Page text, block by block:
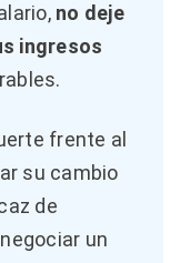
no deje
ingresos
frente al
su cambio
de
un